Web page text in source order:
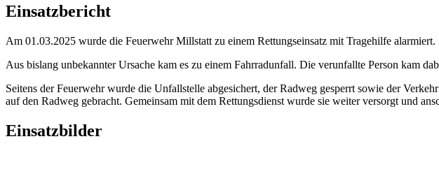
Einsatzbericht
Am 01.03.2025 wurde die Feuerwehr Millstatt zu einem Rettungseinsatz mit Tragehilfe alarmiert.
Aus bislang unbekannter Ursache kam es zu einem Fahrradunfall. Die verunfallte Person kam
Seitens der Feuerwehr wurde die Unfallstelle abgesichert, der Radweg gesperrt sowie der
auf den Radweg gebracht. Gemeinsam mit dem Rettungsdienst wurde sie weiter versorgt und
Einsatzbilder